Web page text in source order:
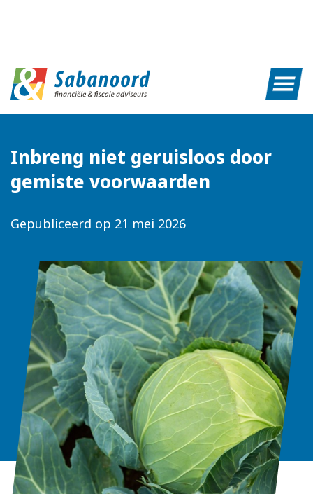
Inbreng niet geruisloos door
gemiste voorwaarden
Gepubliceerd op 21 mei 2026